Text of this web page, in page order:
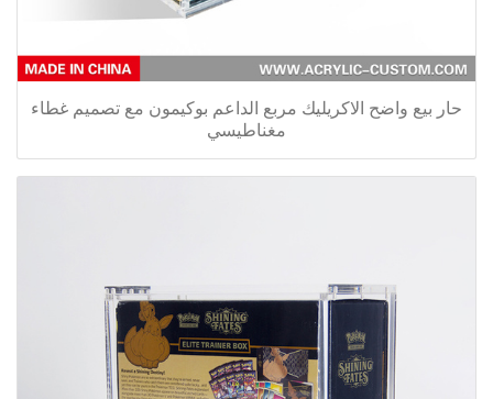
حار بيع واضح الاكريليك مربع الداعم بوكيمون مع تصميم غطاء
مغناطيسي